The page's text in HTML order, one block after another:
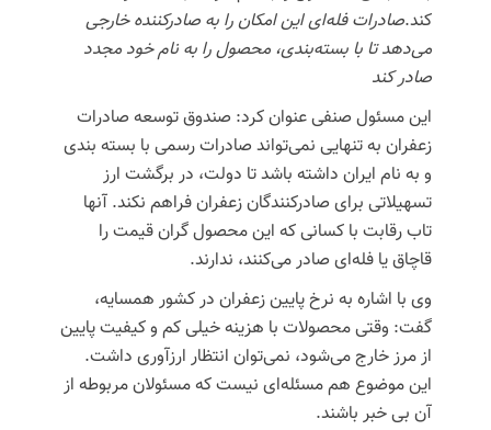
کند.‌صادرات فله‌ای این امکان را به صادرکننده خارجی
می‌دهد تا با بسته‌بندی، محصول را به نام خود مجدد
صادر کند
این مسئول صنفی عنوان کرد: صندوق توسعه صادرات
زعفران به تنهایی نمی‌تواند صادرات رسمی با بسته بندی
و به نام ایران داشته باشد تا دولت، در برگشت ارز
تسهیلاتی برای صادرکنندگان زعفران فراهم نکند. آنها
تاب رقابت با کسانی که این محصول گران قیمت را
قاچاق یا فله‌ای صادر می‌کنند، ندارند.
وی با اشاره به نرخ پایین زعفران در کشور همسایه،
گفت: وقتی محصولات با هزینه خیلی کم و کیفیت پایین
از مرز خارج می‌شود، نمی‌توان انتظار ارزآوری داشت.
این موضوع هم مسئله‌ای نیست که مسئولان مربوطه از
آن بی خبر باشند.